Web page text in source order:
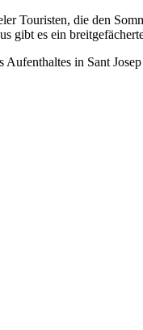
Touristen, die den
gibt es ein
Aufenthaltes in Sant